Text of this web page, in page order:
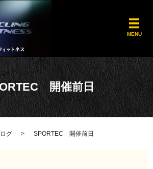
MENU
開催前日
グ SPORTEC 開催前日